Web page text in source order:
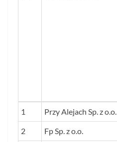
LP.
NAZWA FIRMY
1 Przy Alejach Sp. z o.o.
2 Fp Sp. z o.o.